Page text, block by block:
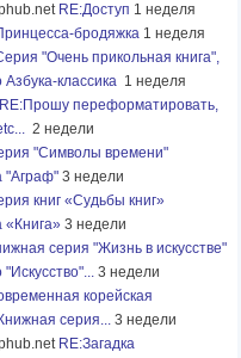
RE:Доступ 1 неделя
бродяжка 1 неделя
"Очень прикольная книга",
Азбука-классика 1 неделя
RE:Прошу переформатировать,
2 недели
"Символы времени"
"Аграф" 3 недели
книг «Судьбы книг»
«Книга» 3 недели
серия "Жизнь в искусстве"
"Искусство"... 3 недели
корейская
серия... 3 недели
RE:Загадка